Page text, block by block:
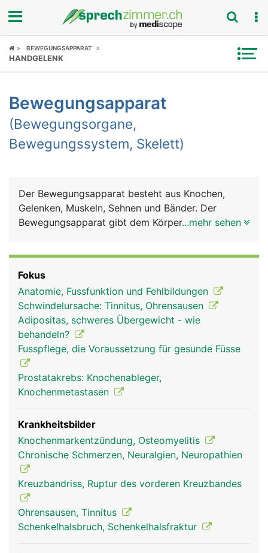
Fokus
Symptome
Untersuchungen
Ratgeber
Rubriken
BEWEGUNGSAPPARAT
HANDGELENK
Bewegungsapparat
(Bewegungsorgane,
Bewegungssystem, Skelett)
Der Bewegungsapparat besteht aus Knochen,
Gelenken, Muskeln, Sehnen und Bänder. Der
Bewegungsapparat gibt dem Körper Halt und
Organe und Blutbildung im Knochemark.
...mehr sehen
Fokus
Anatomie, Fussfunktion und Fehlbildungen
Schwindelursache: Tinnitus, Ohrensausen
Adipositas, schweres Übergewicht - wie
behandeln?
Fusspflege, die Voraussetzung für gesunde Füsse
Prostatakrebs: Knochenableger,
Knochenmetastasen
Krankheitsbilder
Knochenmarkentzündung, Osteomyelitis
Chronische Schmerzen, Neuralgien, Neuropathien
Kreuzbandriss, Ruptur des vorderen Kreuzbandes
Ohrensausen, Tinnitus
Schenkelhalsbruch, Schenkelhalsfraktur